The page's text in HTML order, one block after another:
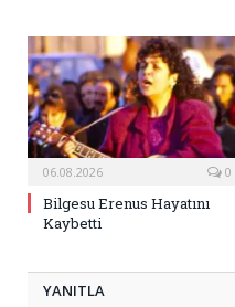
06.08.2026 0
Bilgesu Erenus Hayatını
Kaybetti
YANITLA